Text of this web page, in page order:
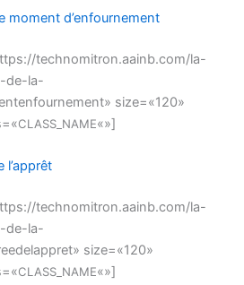
moment d’enfournement
technomitron.aainb.com/la-
de-la-
size=«120»
CLASS_NAME«»]
l’apprêt
technomitron.aainb.com/la-
de-la-
size=«120»
CLASS_NAME«»]